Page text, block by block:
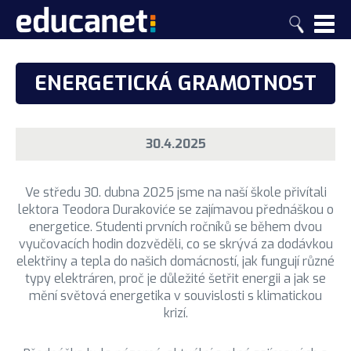
ZÁKLADNÍ INFORMACE
Organizace školního roku
Vysoké školy
GDPR
Vize
PRO UCHAZEČE
Středoškolákem nanečisto
Proč k nám
Postupové zkoušky
Školné – denní studium
Postupové zkoušky
Školská rada
Školní poradenské pracoviště
Notebook
2024/2025
2023/2024
2022/2023
Aktuality & Novinky
KONTAKTY
Kontakt
Vedení školy
ENERGETICKÁ GRAMOTNOST
30.4.2025
Ve středu 30. dubna 2025 jsme na naší škole přivítali
lektora Teodora Durakoviće se zajímavou přednáškou o
energetice. Studenti prvních ročníků se během dvou
vyučovacích hodin dozvěděli, co se skrývá za dodávkou
elektřiny a tepla do našich domácností, jak fungují různé
typy elektráren, proč je důležité šetřit energii a jak se
mění světová energetika v souvislosti s klimatickou
krizí.